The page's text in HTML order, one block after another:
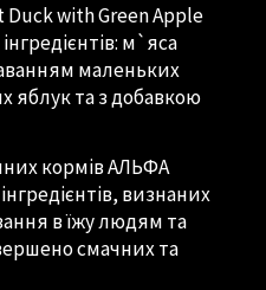
with Green Apple
м`яса
маленьких
яблук та з добавкою
кормів АЛЬФА
визнаних
в їжу людям та
смачних та